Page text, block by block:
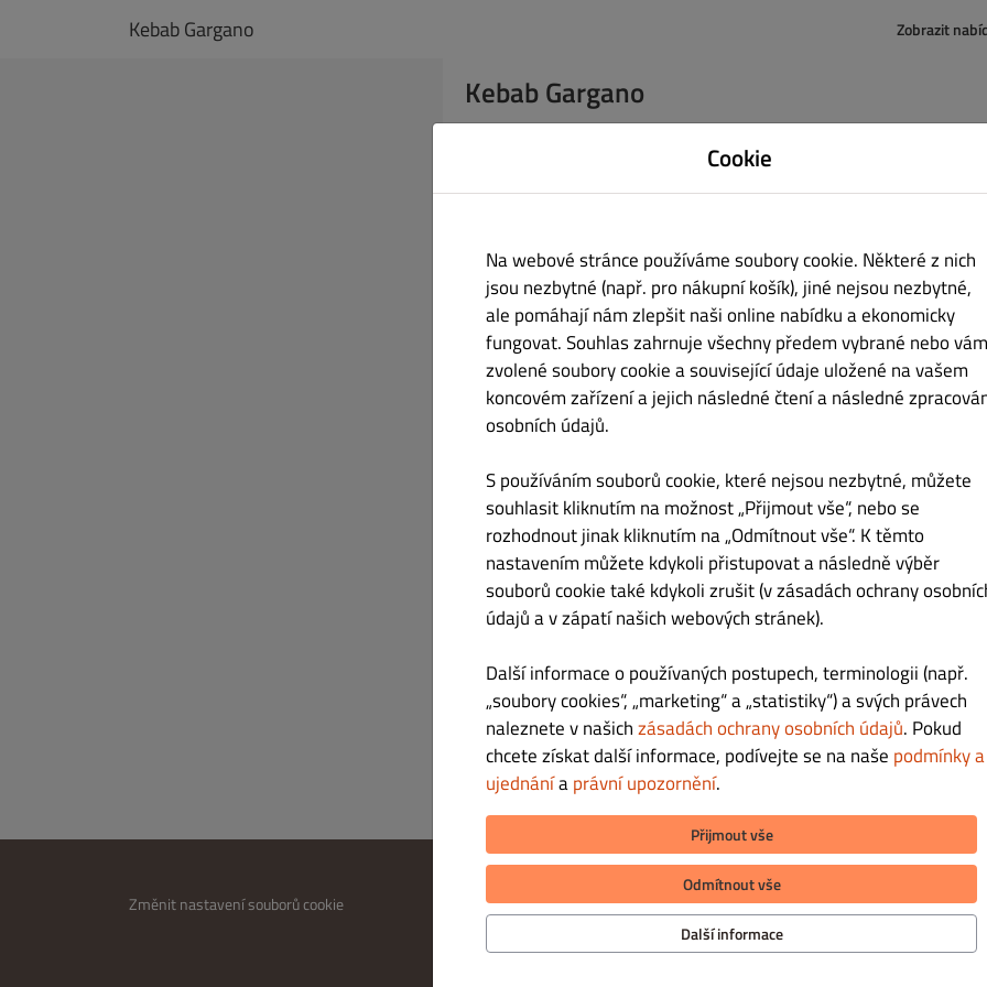
Kebab Gargano Zobrazit
Kebab Gargano
Napiš nám
Žádné
ODESLAT
Změnit nastavení souborů cookie
INFORMACE
Zásady ochrany osobních údajů
METODY PLATBY PŘI DORUČENÍ
Cookie
Na webové stránce používáme soubory cookie. Některé z nich
jsou nezbytné (např. pro nákupní košík), jiné nejsou nezbytné,
ale pomáhají nám zlepšit naši online nabídku a ekonomicky
fungovat. Souhlas zahrnuje všechny předem vybrané nebo
zvolené soubory cookie a související údaje uložené na vašem
koncovém zařízení a jejich následné čtení a následné
osobních údajů.
S používáním souborů cookie, které nejsou nezbytné, můžete
souhlasit kliknutím na možnost „Přijmout vše“, nebo se
rozhodnout jinak kliknutím na „Odmítnout vše“. K těmto
nastavením můžete kdykoli přistupovat a následně výběr
souborů cookie také kdykoli zrušit (v zásadách ochrany
údajů a v zápatí našich webových stránek).
Další informace o používaných postupech, terminologii (např.
„soubory cookies“, „marketing“ a „statistiky“) a svých právech
naleznete v našichzásadách ochrany osobních údajů. Pokud
chcete získat další informace, podívejte se na naše podmínky a
ujednáníaprávní upozornění.
Přijmout vše
Odmítnout vše
Další informace